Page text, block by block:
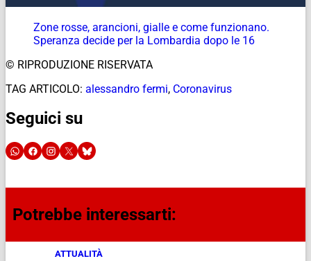
Zone rosse, arancioni, gialle e come funzionano.
Speranza decide per la Lombardia dopo le 16
© RIPRODUZIONE RISERVATA
TAG ARTICOLO: alessandro fermi, Coronavirus
Seguici su
Potrebbe interessarti:
ATTUALITÀ